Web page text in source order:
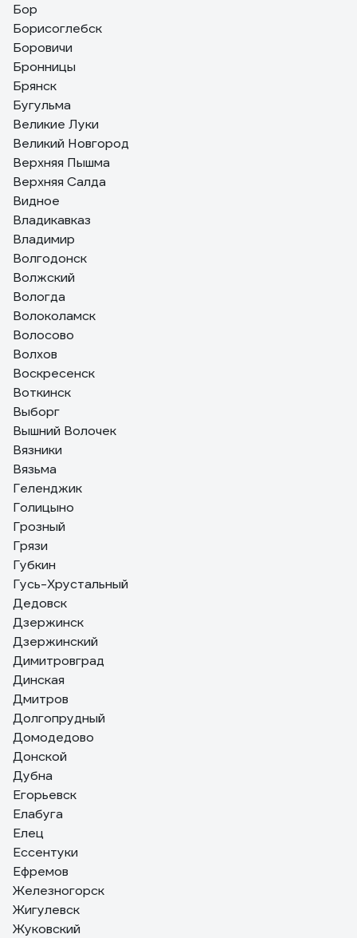
Бор
Борисоглебск
Боровичи
Бронницы
Брянск
Бугульма
Великие Луки
Великий Новгород
Верхняя Пышма
Верхняя Салда
Видное
Владикавказ
Владимир
Волгодонск
Волжский
Вологда
Волоколамск
Волосово
Волхов
Воскресенск
Воткинск
Выборг
Вышний Волочек
Вязники
Вязьма
Геленджик
Голицыно
Грозный
Грязи
Губкин
Гусь-Хрустальный
Дедовск
Дзержинск
Дзержинский
Димитровград
Динская
Дмитров
Долгопрудный
Домодедово
Донской
Дубна
Егорьевск
Елабуга
Елец
Ессентуки
Ефремов
Железногорск
Жигулевск
Жуковский